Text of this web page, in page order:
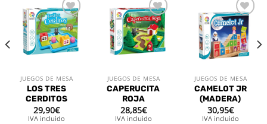
Añadir
a la
lista de
deseos
JUEGOS DE MESA
LOS TRES
CERDITOS
29,90€
IVA incluido
Añadir
a la
lista de
deseos
JUEGOS DE MESA
CAPERUCITA
ROJA
28,85€
IVA incluido
Añadir
a la
lista de
deseos
JUEGOS DE MESA
CAMELOT JR
(MADERA)
30,95€
IVA incluido